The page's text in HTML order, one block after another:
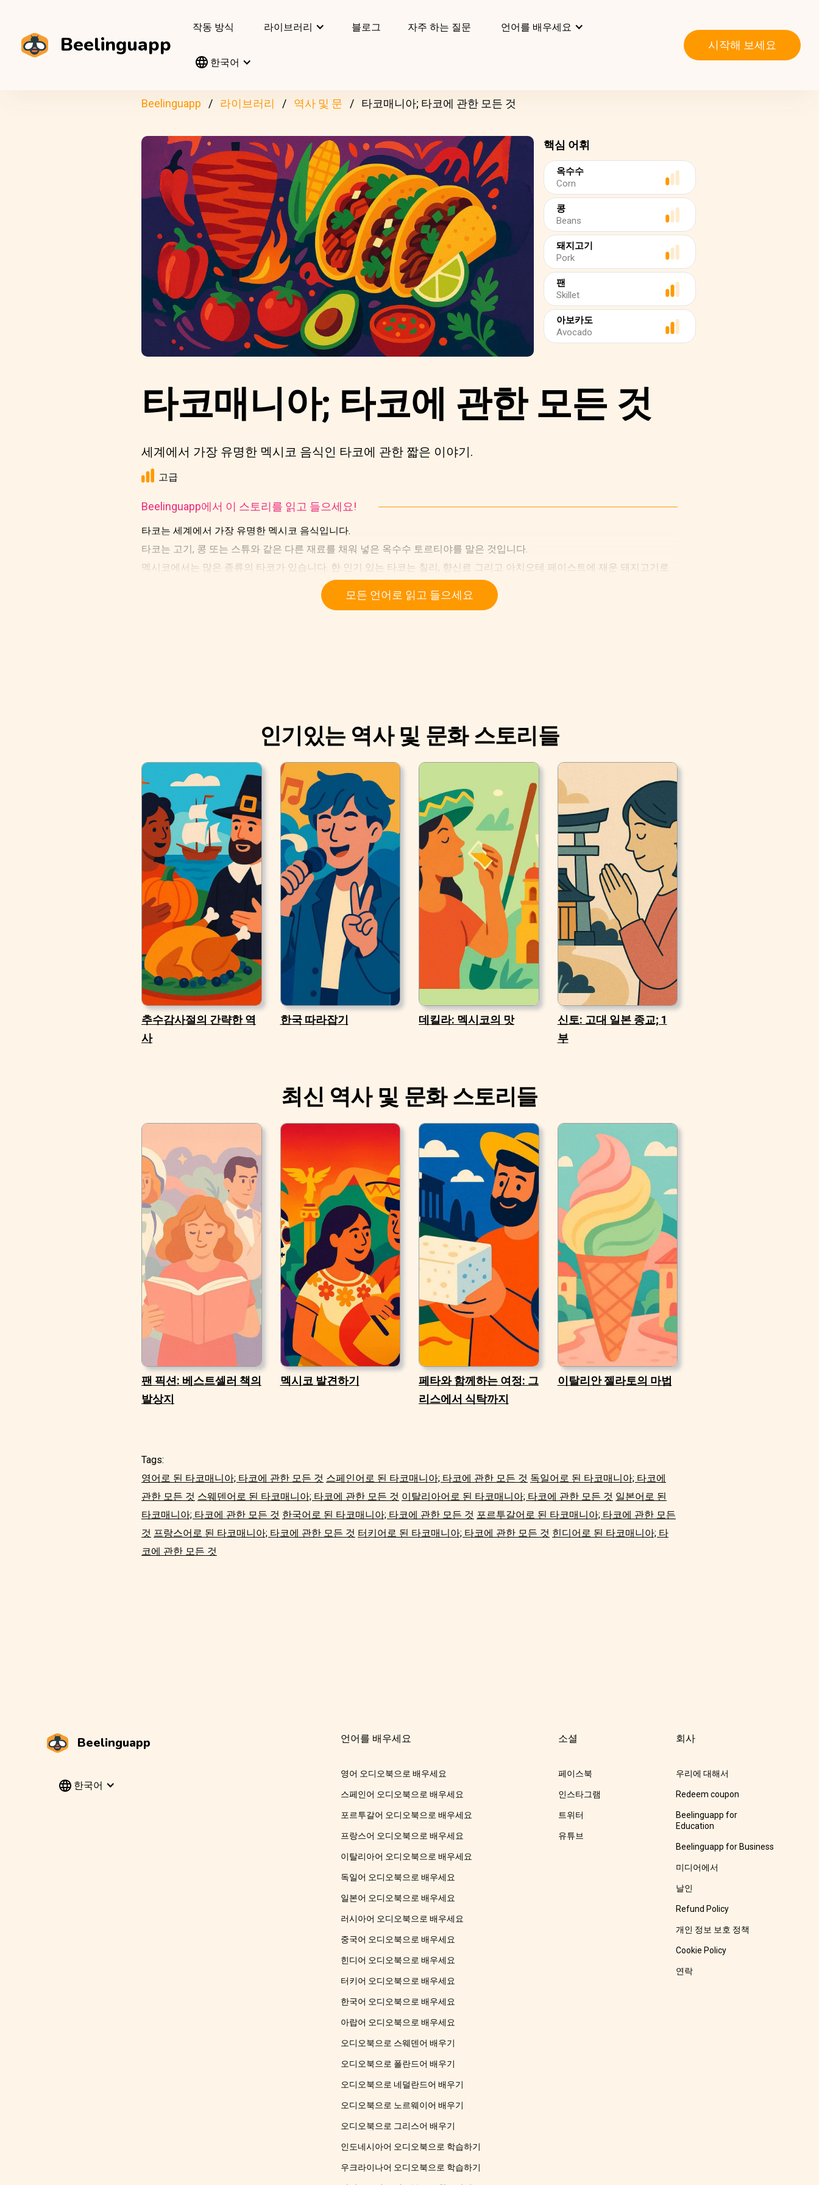
Beelinguapp
작동 방식 라이브러리 블로그 자주 하는 질문 언어를 배우세요
한국어
시작해 보세요
Beelinguapp 라이브러리 역사 및 문 타코매니아; 타코에 관한 모든 것
핵심 어휘
옥수수
Corn
콩
Beans
돼지고기
Pork
팬
Skillet
아보카도
Avocado
타코매니아; 타코에 관한 모든 것
세계에서 가장 유명한 멕시코 음식인 타코에 관한 짧은 이야기.
고급
Beelinguapp에서 이 스토리를 읽고 들으세요!
타코는 세계에서 가장 유명한 멕시코 음식입니다.
타코는 고기, 콩 또는 스튜와 같은 다른 재료를 채워 넣은 옥수수 토르티야를 말은 것입니다.
멕시코에서는 많은 종류의 타코가 있습니다. 한 인기 있는 타코는 칠리, 향신료 그리고 아치오테 페이스트에 재운 돼지고기로
모든 언어로 읽고 들으세요
인기있는 역사 및 문화 스토리들
추수감사절의 간략한 역
사
한국 따라잡기 데킬라: 멕시코의 맛
신토: 고대 일본 종교; 1
부
최신 역사 및 문화 스토리들
팬 픽션: 베스트셀러 책의
발상지
멕시코 발견하기
페타와 함께하는 여정: 그
리스에서 식탁까지
이탈리안 젤라토의 마법
Tags:
영어로 된 타코매니아; 타코에 관한 모든 것 스페인어로 된 타코매니아; 타코에 관한 모든 것 독일어로 된 타코매니아; 타코에
관한 모든 것 스웨덴어로 된 타코매니아; 타코에 관한 모든 것 이탈리아어로 된 타코매니아; 타코에 관한 모든 것 일본어로 된
타코매니아; 타코에 관한 모든 것 한국어로 된 타코매니아; 타코에 관한 모든 것 포르투갈어로 된 타코매니아; 타코에 관한 모든
것 프랑스어로 된 타코매니아; 타코에 관한 모든 것 터키어로 된 타코매니아; 타코에 관한 모든 것 힌디어로 된 타코매니아; 타
코에 관한 모든 것
Beelinguapp
한국어
언어를 배우세요
영어 오디오북으로 배우세요
스페인어 오디오북으로 배우세요
포르투갈어 오디오북으로 배우세요
프랑스어 오디오북으로 배우세요
이탈리아어 오디오북으로 배우세요
독일어 오디오북으로 배우세요
일본어 오디오북으로 배우세요
러시아어 오디오북으로 배우세요
중국어 오디오북으로 배우세요
힌디어 오디오북으로 배우세요
터키어 오디오북으로 배우세요
한국어 오디오북으로 배우세요
아랍어 오디오북으로 배우세요
오디오북으로 스웨덴어 배우기
오디오북으로 폴란드어 배우기
오디오북으로 네덜란드어 배우기
오디오북으로 노르웨이어 배우기
오디오북으로 그리스어 배우기
인도네시아어 오디오북으로 학습하기
우크라이나어 오디오북으로 학습하기
소셜
페이스북
인스타그램
트위터
유튜브
회사
우리에 대해서
Redeem coupon
Beelinguapp for
Education
Beelinguapp for Business
미디어에서
날인
Refund Policy
개인 정보 보호 정책
Cookie Policy
연락